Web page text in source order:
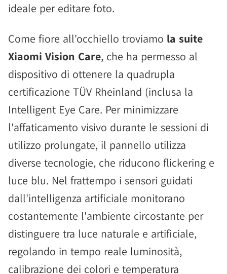
ideale per editare foto.
Come fiore all'occhiello troviamo la suite
Xiaomi Vision Care, che ha permesso al
dispositivo di ottenere la quadrupla
certificazione TÜV Rheinland (inclusa la
Intelligent Eye Care. Per minimizzare
l'affaticamento visivo durante le sessioni di
utilizzo prolungate, il pannello utilizza
diverse tecnologie, che riducono flickering e
luce blu. Nel frattempo i sensori guidati
dall'intelligenza artificiale monitorano
costantemente l'ambiente circostante per
distinguere tra luce naturale e artificiale,
regolando in tempo reale luminosità,
calibrazione dei colori e temperatura